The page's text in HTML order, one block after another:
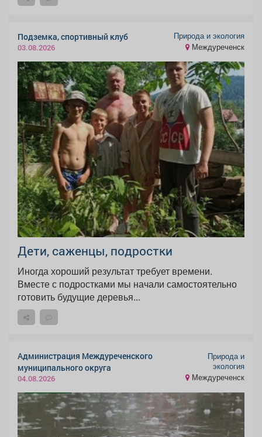
Подземка, спортивный клуб
03.08.2026
Природа и экология
Междуреченск
Дети, саженцы, подростки
Иногда хороший результат требует времени.
Вместе с подростками мы начали самостоятельно
готовить будущие деревья...
Администрация Междуреченского
муниципального округа
04.08.2026
Природа и
экология
Междуреченск